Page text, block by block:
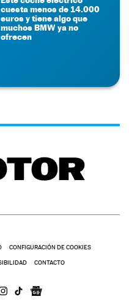
cuesta menos de 14.000
euros y tiene algo que
muchos BMW ya no
ofrecen
CONFIGURACIÓN DE COOKIES
CONTACTO